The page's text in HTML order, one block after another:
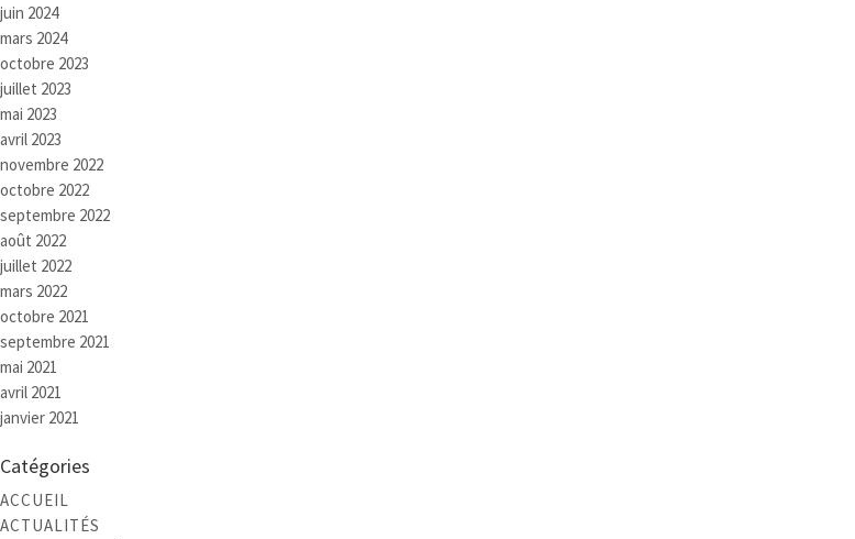
juin 2024
mars 2024
octobre 2023
juillet 2023
mai 2023
avril 2023
novembre 2022
octobre 2022
septembre 2022
août 2022
juillet 2022
mars 2022
octobre 2021
septembre 2021
mai 2021
avril 2021
janvier 2021
Catégories
ACCUEIL
ACTUALITÉS